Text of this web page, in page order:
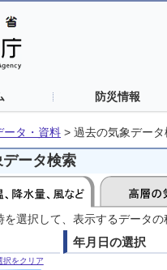
防災情報
ータ・資料 > 過去の気象データ
ータ検索
を選択して、表示するデータ
択をクリア
年月日の選択